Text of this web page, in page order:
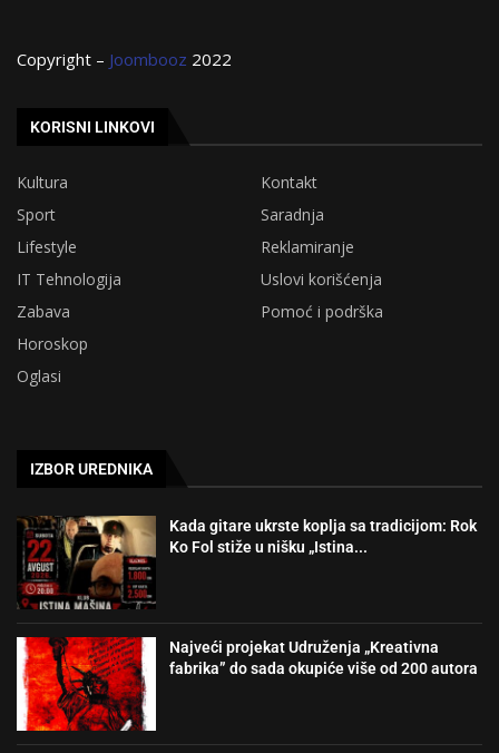
Copyright – Joombooz 2022
KORISNI LINKOVI
Kultura
Kontakt
Sport
Saradnja
Lifestyle
Reklamiranje
IT Tehnologija
Uslovi korišćenja
Zabava
Pomoć i podrška
Horoskop
Oglasi
IZBOR UREDNIKA
Kada gitare ukrste koplja sa tradicijom: Rok
Ko Fol stiže u nišku „Istina...
Najveći projekat Udruženja „Kreativna
fabrika” do sada okupiće više od 200 autora